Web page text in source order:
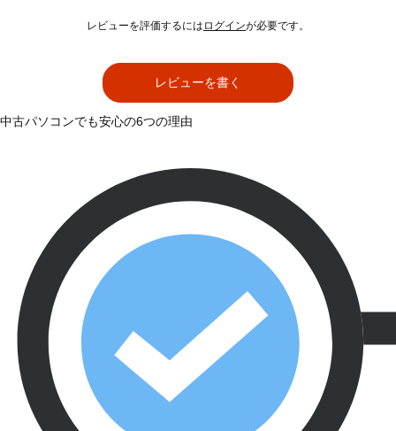
レビューを評価するには ログインが必要です。
レビューを書く
中古パソコンでも安心の6つの理由